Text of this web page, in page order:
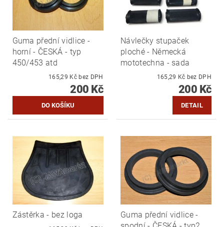
Guma přední vidlice -
horní - ČESKÁ - typ
450/453 atd
165,29 Kč bez DPH
200 Kč
Návlečky stupaček
ploché - Německá
mototechna - sada
165,29 Kč bez DPH
200 Kč
DETAIL
Zástěrka - bez loga
Guma přední vidlice -